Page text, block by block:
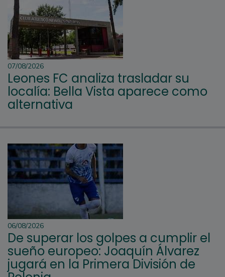
07/08/2026
Leones FC analiza trasladar su
localía: Bella Vista aparece como
alternativa
06/08/2026
De superar los golpes a cumplir el
sueño europeo: Joaquín Álvarez
jugará en la Primera División de